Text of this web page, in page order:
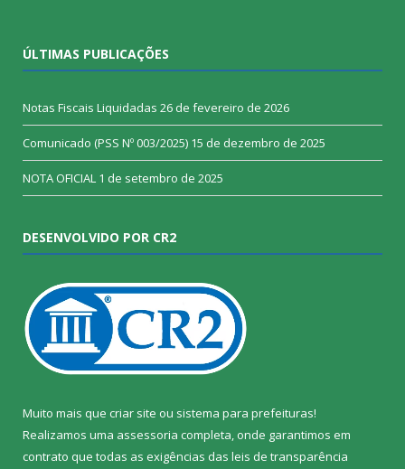
ÚLTIMAS PUBLICAÇÕES
Notas Fiscais Liquidadas 26 de fevereiro de 2026
Comunicado (PSS Nº 003/2025) 15 de dezembro de 2025
NOTA OFICIAL 1 de setembro de 2025
DESENVOLVIDO POR CR2
Muito mais que criar site ou sistema para prefeituras!
Realizamos uma assessoria completa, onde garantimos em
contrato que todas as exigências das leis de transparência